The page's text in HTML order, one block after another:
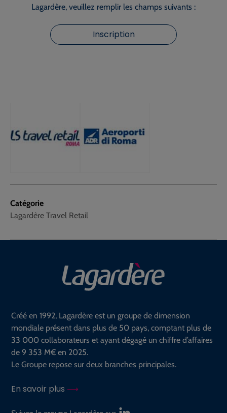
Catégorie
Lagardère Travel Retail
Lagardère, veuillez remplir les champs suivants :
Inscription
Créé en 1992, Lagardère est un groupe de dimension
mondiale présent dans plus de 50 pays, comptant plus de
33 000 collaborateurs et ayant dégagé un chiffre d’affaires
de 9 353 M€ en 2025.
Le Groupe repose sur deux branches principales.
En savoir plus